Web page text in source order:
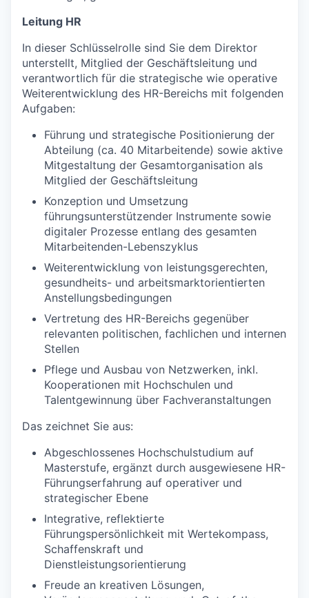
Leitung HR
In dieser Schlüsselrolle sind Sie dem Direktor
unterstellt, Mitglied der Geschäftsleitung und
verantwortlich für die strategische wie operative
Weiterentwicklung des HR-Bereichs mit folgenden
Aufgaben:
Führung und strategische Positionierung der
Abteilung (ca. 40 Mitarbeitende) sowie aktive
Mitgestaltung der Gesamtorganisation als
Mitglied der Geschäftsleitung
Konzeption und Umsetzung
führungsunterstützender Instrumente sowie
digitaler Prozesse entlang des gesamten
Mitarbeitenden-Lebenszyklus
Weiterentwicklung von leistungsgerechten,
gesundheits- und arbeitsmarktorientierten
Anstellungsbedingungen
Vertretung des HR-Bereichs gegenüber
relevanten politischen, fachlichen und internen
Stellen
Pflege und Ausbau von Netzwerken, inkl.
Kooperationen mit Hochschulen und
Talentgewinnung über Fachveranstaltungen
Das zeichnet Sie aus:
Abgeschlossenes Hochschulstudium auf
Masterstufe, ergänzt durch ausgewiesene HR-
Führungserfahrung auf operativer und
strategischer Ebene
Integrative, reflektierte
Führungspersönlichkeit mit Wertekompass,
Schaffenskraft und
Dienstleistungsorientierung
Freude an kreativen Lösungen,